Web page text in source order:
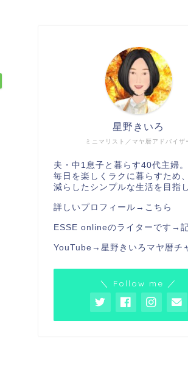
ミニマリスト／マヤ暦アドバイザ
星野きいろ
夫・中1息子と暮らす40代主婦。
毎日を楽しくラクに暮らすため
減らしたシンプルな生活を目指
詳しいプロフィール→ こちら
ESSE onlineのライターです→
YouTube→ 星野きいろマヤ暦チ
＼ Follow me ／